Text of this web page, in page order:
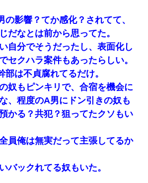
輩をホテルに連れ込んだｗｗｗｗｗ」俺
会う美女がいた。こんな完璧な容姿を持っ
んだなぁ…と思ってた
んだと名乗る女が、ツケで宝石を買おうと
→ 翌日。ママ友たちの様子が微妙におか
ていった私、地獄に落ちる
突然クビになった。しかし元職場の主要取
叔父だったので…
の影響？てか感化？されてて、
だなとは前から思ってた。
自分でそうだったし、表面化し
セクハラ案件もあったらしい。
部は不貞腐れてるだけ。
奴もピンキリで、合宿を機会に
、程度のA男にドン引きの奴も
かる？共犯？狙ってたクソもい
員俺は無実だって主張してるか
バックれてる奴もいた。